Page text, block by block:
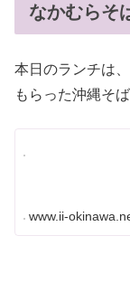
なかむらそ
本日のランチは
もらった沖縄そ
www.ii-